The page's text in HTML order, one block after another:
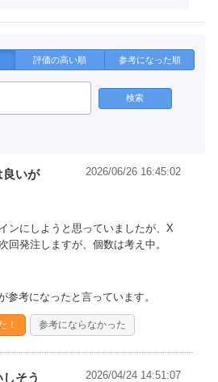
評価の高い順 参考になった順
検索
良いが 2026/06/26 16:45:02
ンにしようと思っていましたが、X
回発注しますが、個数は考え中。
参考になったと言っています。
！ 参考にならなかった
しそう 2026/04/24 14:51:07